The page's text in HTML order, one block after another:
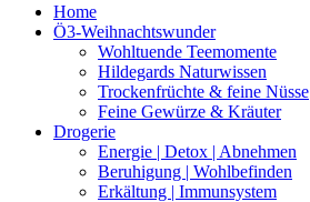
Home
Ö3-Weihnachtswunder
Wohltuende Teemomente
Hildegards Naturwissen
Trockenfrüchte & feine Nüsse
Feine Gewürze & Kräuter
Drogerie
Energie | Detox | Abnehmen
Beruhigung | Wohlbefinden
Erkältung | Immunsystem